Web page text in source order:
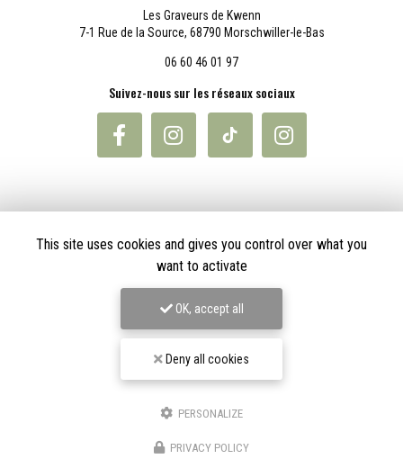
Les Graveurs de Kwenn
7-1 Rue de la Source, 68790 Morschwiller-le-Bas
06 60 46 01 97
Suivez-nous sur les réseaux sociaux
Envoyez un message
Décrivez votre projet en détail
This site uses cookies and gives you control over what you
want to activate
OK, accept all
Deny all cookies
PERSONALIZE
PRIVACY POLICY